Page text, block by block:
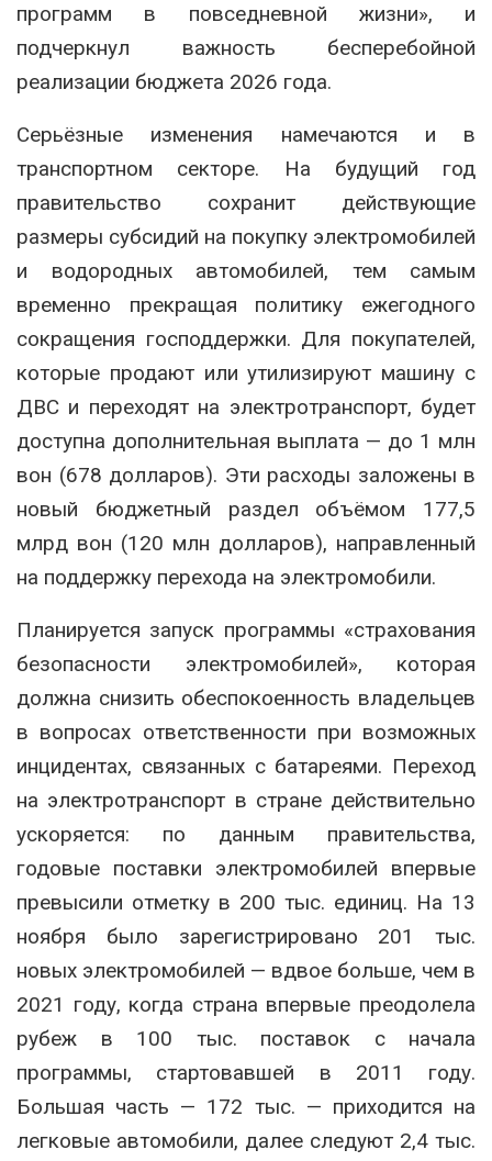
программ в повседневной жизни», и
подчеркнул важность бесперебойной
реализации бюджета 2026 года.
Серьёзные изменения намечаются и в
транспортном секторе. На будущий год
правительство сохранит действующие
размеры субсидий на покупку электромобилей
и водородных автомобилей, тем самым
временно прекращая политику ежегодного
сокращения господдержки. Для покупателей,
которые продают или утилизируют машину с
ДВС и переходят на электротранспорт, будет
доступна дополнительная выплата — до 1 млн
вон (678 долларов). Эти расходы заложены в
новый бюджетный раздел объёмом 177,5
млрд вон (120 млн долларов), направленный
на поддержку перехода на электромобили.
Планируется запуск программы «страхования
безопасности электромобилей», которая
должна снизить обеспокоенность владельцев
в вопросах ответственности при возможных
инцидентах, связанных с батареями. Переход
на электротранспорт в стране действительно
ускоряется: по данным правительства,
годовые поставки электромобилей впервые
превысили отметку в 200 тыс. единиц. На 13
ноября было зарегистрировано 201 тыс.
новых электромобилей — вдвое больше, чем в
2021 году, когда страна впервые преодолела
рубеж в 100 тыс. поставок с начала
программы, стартовавшей в 2011 году.
Большая часть — 172 тыс. — приходится на
легковые автомобили, далее следуют 2,4 тыс.